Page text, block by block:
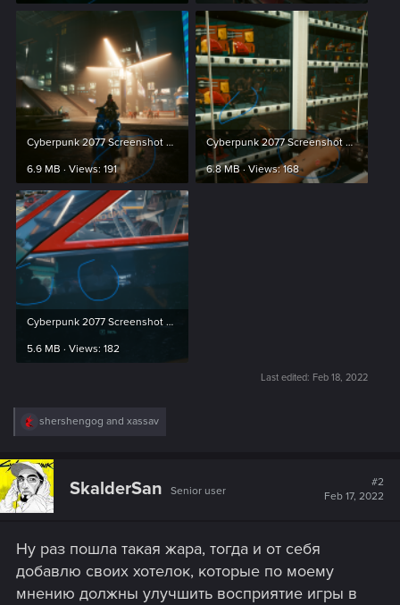
Cyberpunk 2077 Screenshot 2022.02.17 - 08.47.26.28.png
6.9 MB · Views: 191
Cyberpunk 2077 Screenshot 2022.02.17 - 08.44.51.75.png
6.8 MB · Views: 168
Cyberpunk 2077 Screenshot 2022.02.17 - 09.05.47.72.png
5.6 MB · Views: 182
Last edited: Feb 18, 2022
R
c
t
i
o
shershengog and xassav
SkalderSan Senior user
#2
Feb 17, 2022
Ну раз пошла такая жара, тогда и от себя
добавлю своих хотелок, которые по моему
мнению должны улучшить восприятие игры в